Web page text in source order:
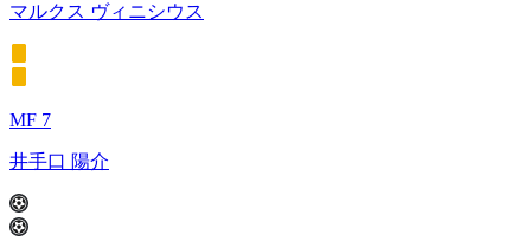
マルクス ヴィニシウス
MF 7
井手口 陽介